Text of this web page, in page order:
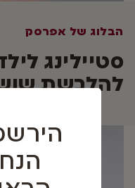
הבלוג של אפרסק
סטיילינג
להלבשת